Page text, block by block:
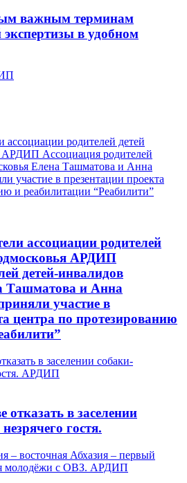
важным терминам
в удобном
ассоциации родителей
АРДИП
детей-инвалидов
Ташматова и Анна
участие в
центра по протезированию
отказать в заселении
гостя.